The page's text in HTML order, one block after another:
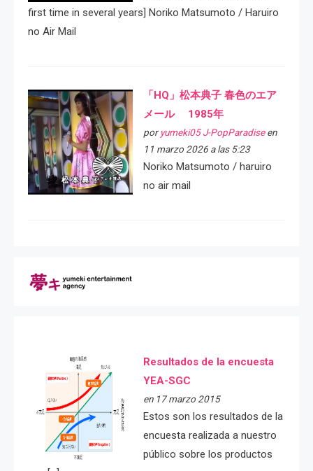
first time in several years] Noriko Matsumoto / Haruiro
no Air Mail
「HQ」松本典子 春色のエア
メール 1985年
por yumeki05 J-PopParadiseen
11 marzo 2026 a las 5:23
Noriko Matsumoto / haruiro
no air mail
Resultados de la encuesta
YEA-SGC
en 17 marzo 2015
Estos son los resultados de la
encuesta realizada a nuestro
público sobre los productos